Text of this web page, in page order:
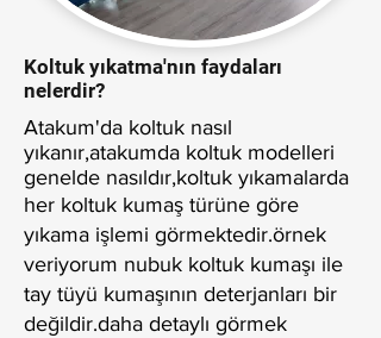
Koltuk yıkatma'nın faydaları
nelerdir?
Atakum'da koltuk nasıl
yıkanır,atakumda koltuk modelleri
genelde nasıldır,koltuk yıkamalarda
her koltuk kumaş türüne göre
yıkama işlemi görmektedir.örnek
veriyorum nubuk koltuk kumaşı ile
tay tüyü kumaşının deterjanları bir
değildir.daha detaylı görmek